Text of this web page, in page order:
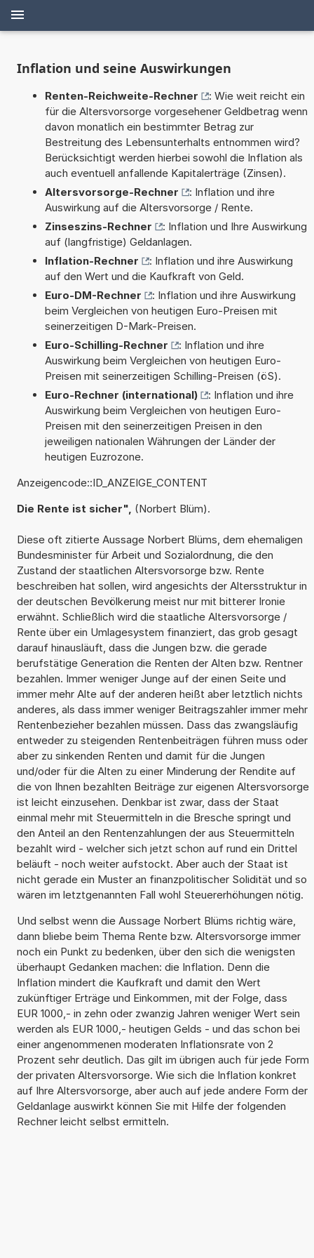
Inflation und seine Auswirkungen
Renten-Reichweite-Rechner
: Wie weit reicht ein
für die Altersvorsorge vorgesehener Geldbetrag wenn
davon monatlich ein bestimmter Betrag zur
Bestreitung des Lebensunterhalts entnommen wird?
Berücksichtigt werden hierbei sowohl die Inflation als
auch eventuell anfallende Kapitalerträge (Zinsen).
Altersvorsorge-Rechner
: Inflation und ihre
Auswirkung auf die Altersvorsorge / Rente.
Zinseszins-Rechner
: Inflation und Ihre Auswirkung
auf (langfristige) Geldanlagen.
Inflation-Rechner
: Inflation und ihre Auswirkung
auf den Wert und die Kaufkraft von Geld.
Euro-DM-Rechner
: Inflation und ihre Auswirkung
beim Vergleichen von heutigen Euro-Preisen mit
seinerzeitigen D-Mark-Preisen.
Euro-Schilling-Rechner
: Inflation und ihre
Auswirkung beim Vergleichen von heutigen Euro-
Preisen mit seinerzeitigen Schilling-Preisen (öS).
Euro-Rechner (international)
: Inflation und ihre
Auswirkung beim Vergleichen von heutigen Euro-
Preisen mit den seinerzeitigen Preisen in den
jeweiligen nationalen Währungen der Länder der
heutigen Euzrozone.
Anzeigencode::ID_ANZEIGE_CONTENT
Die Rente ist sicher", (Norbert Blüm).
Diese oft zitierte Aussage Norbert Blüms, dem ehemaligen
Bundesminister für Arbeit und Sozialordnung, die den
Zustand der staatlichen Altersvorsorge bzw. Rente
beschreiben hat sollen, wird angesichts der Altersstruktur in
der deutschen Bevölkerung meist nur mit bitterer Ironie
erwähnt. Schließlich wird die staatliche Altersvorsorge /
Rente über ein Umlagesystem finanziert, das grob gesagt
darauf hinausläuft, dass die Jungen bzw. die gerade
berufstätige Generation die Renten der Alten bzw. Rentner
bezahlen. Immer weniger Junge auf der einen Seite und
immer mehr Alte auf der anderen heißt aber letztlich nichts
anderes, als dass immer weniger Beitragszahler immer mehr
Rentenbezieher bezahlen müssen. Dass das zwangsläufig
entweder zu steigenden Rentenbeiträgen führen muss oder
aber zu sinkenden Renten und damit für die Jungen
und/oder für die Alten zu einer Minderung der Rendite auf
die von Ihnen bezahlten Beiträge zur eigenen Altersvorsorge
ist leicht einzusehen. Denkbar ist zwar, dass der Staat
einmal mehr mit Steuermitteln in die Bresche springt und
den Anteil an den Rentenzahlungen der aus Steuermitteln
bezahlt wird - welcher sich jetzt schon auf rund ein Drittel
beläuft - noch weiter aufstockt. Aber auch der Staat ist
nicht gerade ein Muster an finanzpolitischer Solidität und so
wären im letztgenannten Fall wohl Steuererhöhungen nötig.
Und selbst wenn die Aussage Norbert Blüms richtig wäre,
dann bliebe beim Thema Rente bzw. Altersvorsorge immer
noch ein Punkt zu bedenken, über den sich die wenigsten
überhaupt Gedanken machen: die Inflation. Denn die
Inflation mindert die Kaufkraft und damit den Wert
zukünftiger Erträge und Einkommen, mit der Folge, dass
EUR 1000,- in zehn oder zwanzig Jahren weniger Wert sein
werden als EUR 1000,- heutigen Gelds - und das schon bei
einer angenommenen moderaten Inflationsrate von 2
Prozent sehr deutlich. Das gilt im übrigen auch für jede Form
der privaten Altersvorsorge. Wie sich die Inflation konkret
auf Ihre Altersvorsorge, aber auch auf jede andere Form der
Geldanlage auswirkt können Sie mit Hilfe der folgenden
Rechner leicht selbst ermitteln.